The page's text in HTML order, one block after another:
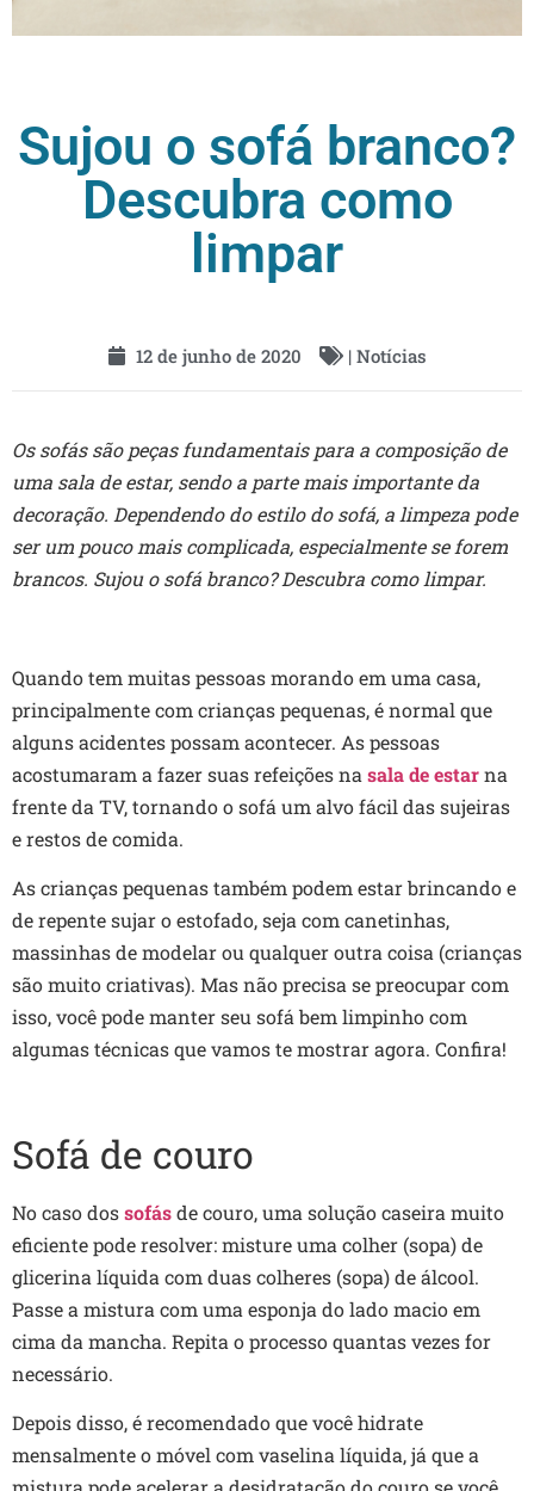
Sujou o sofá branco?
Descubra como
limpar
12 de junho de 2020 | Notícias
Os sofás são peças fundamentais para a composição de
uma sala de estar, sendo a parte mais importante da
decoração. Dependendo do estilo do sofá, a limpeza pode
ser um pouco mais complicada, especialmente se forem
brancos. Sujou o sofá branco? Descubra como limpar.
Quando tem muitas pessoas morando em uma casa,
principalmente com crianças pequenas, é normal que
alguns acidentes possam acontecer. As pessoas
acostumaram a fazer suas refeições na sala de estarna
frente da TV, tornando o sofá um alvo fácil das sujeiras
e restos de comida.
As crianças pequenas também podem estar brincando e
de repente sujar o estofado, seja com canetinhas,
massinhas de modelar ou qualquer outra coisa (crianças
são muito criativas). Mas não precisa se preocupar com
isso, você pode manter seu sofá bem limpinho com
algumas técnicas que vamos te mostrar agora. Confira!
Sofá de couro
No caso dossofásde couro, uma solução caseira muito
eficiente pode resolver: misture uma colher (sopa) de
glicerina líquida com duas colheres (sopa) de álcool.
Passe a mistura com uma esponja do lado macio em
cima da mancha. Repita o processo quantas vezes for
necessário.
Depois disso, é recomendado que você hidrate
mensalmente o móvel com vaselina líquida, já que a